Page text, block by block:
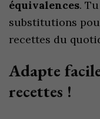
équivalences.
substitutions
recettes du
Adapte
recettes !